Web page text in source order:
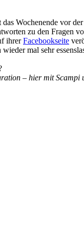
das Wochenende vor
zu den Fragen
ihrerFacebookseite
mal sehr
– hier mit Scampi